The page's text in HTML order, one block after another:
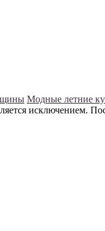
Модные летние
исключением.